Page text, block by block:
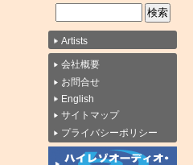
Artists
会社概要
お問合せ
English
サイトマップ
プライバシーポリシー